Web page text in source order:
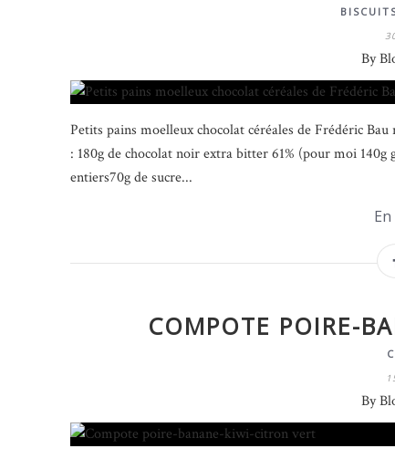
By
Petits pains moelleux chocolat céréales de Frédéric
: 180g de chocolat noir extra bitter 61% (pour moi 140g
entiers70g de sucre...
COMPOTE POIRE-
By